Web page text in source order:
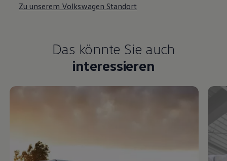
Zu unserem Volkswagen Standort
Das könnte Sie auch
interessieren